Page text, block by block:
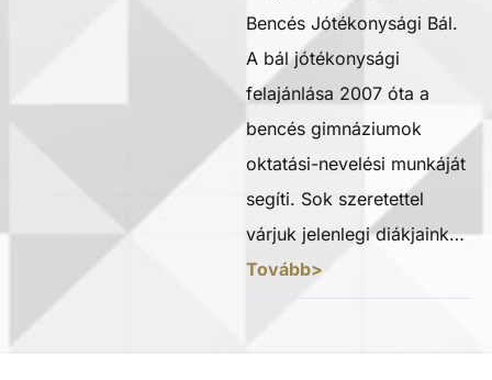
Bencés Jótékonysági Bál.
A bál jótékonysági
felajánlása 2007 óta a
bencés gimnáziumok
oktatási-nevelési munkáját
segíti. Sok szeretettel
várjuk jelenlegi diákjaink…
Tovább>